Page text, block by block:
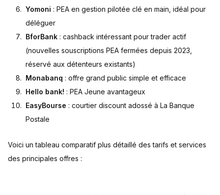
Yomoni : PEA en gestion pilotée clé en main, idéal pour
déléguer
BforBank : cashback intéressant pour trader actif
(nouvelles souscriptions PEA fermées depuis 2023,
réservé aux détenteurs existants)
Monabanq : offre grand public simple et efficace
Hello bank! : PEA Jeune avantageux
EasyBourse : courtier discount adossé à La Banque
Postale
Voici un tableau comparatif plus détaillé des tarifs et services
des principales offres :